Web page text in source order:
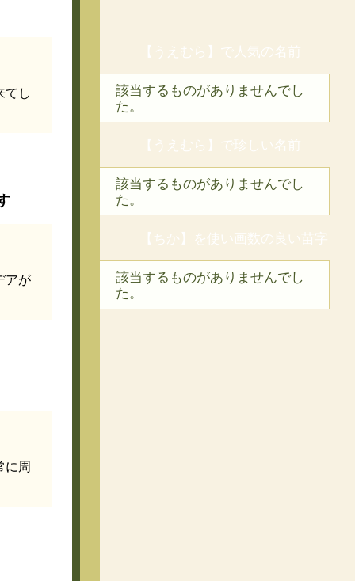
てし
アが
に周
【うえむら】で人気の名前
該当するものがありませんでし
た。
【うえむら】で珍しい名前
該当するものがありませんでし
た。
【ちか】を使い画数の良い苗字
該当するものがありませんでし
た。